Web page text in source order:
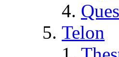
Telon